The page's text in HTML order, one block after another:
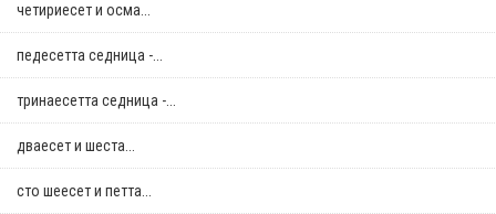
четириесет и осма...
педесетта седница -...
тринаесетта седница -...
дваесет и шеста...
сто шеесет и петта...